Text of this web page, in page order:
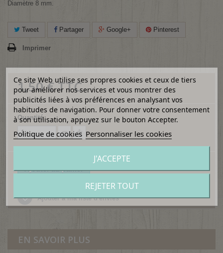
Diamètre 8 mm.
Tweet Partager Google+ Pinterest
Imprimer
1,50 €TTC
Quantité
Ajouter au panier
Ajouter à ma liste d'envies
EN SAVOIR PLUS
Ce site Web utilise ses propres cookies et ceux de tiers
pour améliorer nos services et vous montrer des
publicités liées à vos préférences en analysant vos
habitudes de navigation. Pour donner votre consentement
à son utilisation, appuyez sur le bouton Accepter.
Politique de cookies Personnaliser les cookies
REJETER TOUT
J'ACCEPTE